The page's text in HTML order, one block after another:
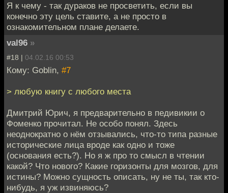
Я к чему - так дураков не просветить, если вы
конечно эту цель ставите, а не просто в
ознакомительном плане делаете.
val96 »
#18 | 04.02.16 00:53
Кому: Goblin, #7
> любую книгу с любого места
Дмитрий Юрич, я предварительно в педивикии о
Фоменко прочитал. Не особо понял. Здесь
неоднократно о нём отзывались, что-то типа разные
исторические лица вроде как одно и тоже
(основания есть?). Но я ж про то смысл в чтении
какой? Что нового? Какие горизонты для мозгов, для
истины? Можно сущность описать, ну не ты, так кто-
нибудь, я уж извиняюсь?